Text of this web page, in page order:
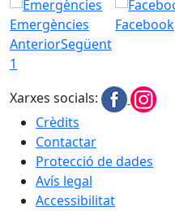
Emergències Facebook
AnteriorSegüent
1
Xarxes socials:
Crèdits
Contactar
Protecció de dades
Avís legal
Accessibilitat